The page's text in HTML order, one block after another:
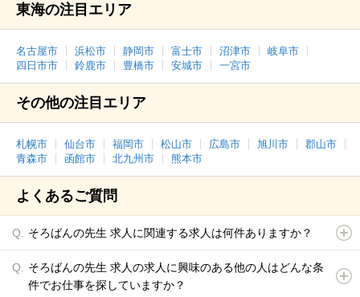
東海の注目エリア
名古屋市 浜松市 静岡市 富士市 沼津市
岐阜市
四日市市
鈴鹿市 豊橋市 安城市 一宮市
その他の注目エリア
札幌市 仙台市 福岡市 松山市 広島市 旭川市
郡山市
青森市
函館市 北九州市 熊本市
よくあるご質問
そろばんの先生 求人に関連する求人は何件ありますか？
そろばんの先生 求人の求人に興味のある他の人はどんな条
件でお仕事を探していますか？